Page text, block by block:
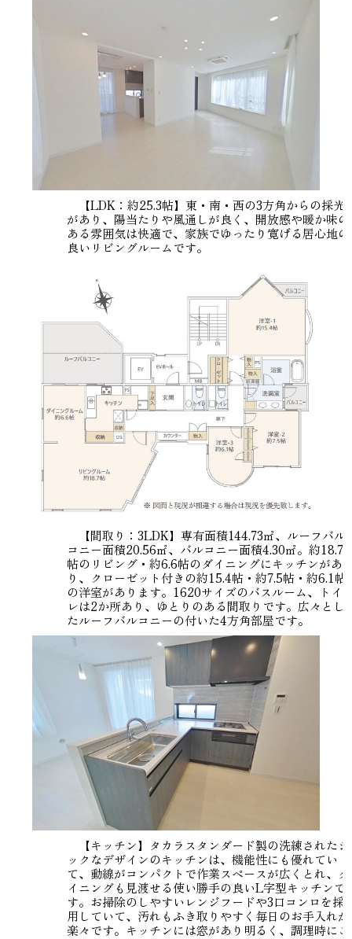
【LDK：約25.3帖】東・南・西の3方角からの採光
があり、陽当たりや風通しが良く、開放感や暖か味の
ある雰囲気は快適で、家族でゆったり寛げる居心地の
良いリビングルームです。
【間取り：3LDK】専有面積144.73㎡、ルーフバル
コニー面積20.56㎡、バルコニー面積4.30㎡。約18.7
帖のリビング・約6.6帖のダイニングにキッチンがあ
り、クローゼット付きの約15.4帖・約7.5帖・約6.1帖
の洋室があります。1620サイズのバスルーム、トイ
レは2か所あり、ゆとりのある間取りです。広々とし
たルーフバルコニーの付いた4方角部屋です。
【キッチン】タカラスタンダード製の洗練されたシ
ックなデザインのキッチンは、機能性にも優れてい
て、動線がコンパクトで作業スペースが広くとれ、ダ
イニングも見渡せる使い勝手の良いL字型キッチンで
す。お掃除のしやすいレンジフードや3口コンロを採
用していて、汚れもふき取りやすく毎日のお手入れが
楽々です。キッチンには窓があり明るく、調理時にこ